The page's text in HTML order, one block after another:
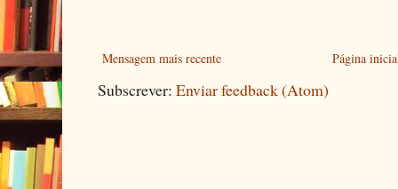
Mensagem mais recente Página
Subscrever: Enviar feedback (Atom)